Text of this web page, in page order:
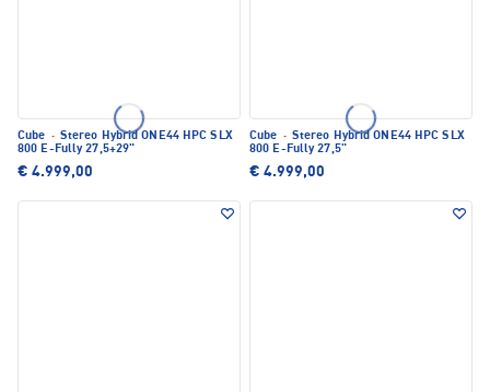
Cube · Stereo Hybrid ONE44 HPC SLX
800 E-Fully 27,5+29"
€ 4.999,00
Cube · Stereo Hybrid ONE44 HPC SLX
800 E-Fully 27,5"
€ 4.999,00